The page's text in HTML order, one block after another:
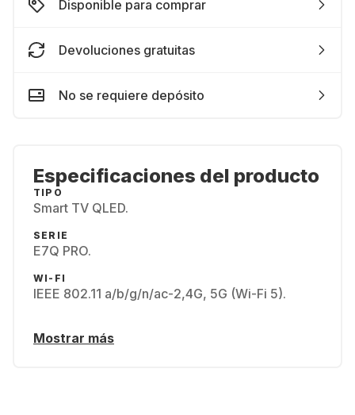
Disponible para comprar
Devoluciones gratuitas
No se requiere depósito
Especificaciones del producto
TIPO
Smart TV QLED.
SERIE
E7Q PRO.
WI-FI
IEEE 802.11 a/b/g/n/ac-2,4G, 5G (Wi-Fi 5).
Mostrar más